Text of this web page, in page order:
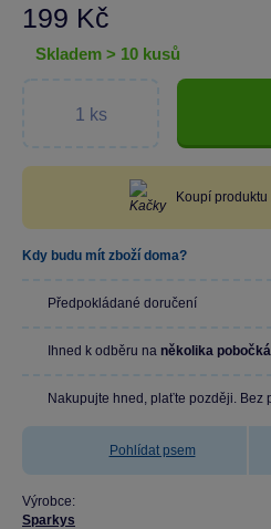
199 Kč
skladem > 10 kusů
Koupí produktu
Kdy budu mít zboží doma?
Předpokládané doručení
Ihned k odběru na několika
Nakupujte hned, plaťte později. Bez
Pohlídat psem
Výrobce:
Sparkys